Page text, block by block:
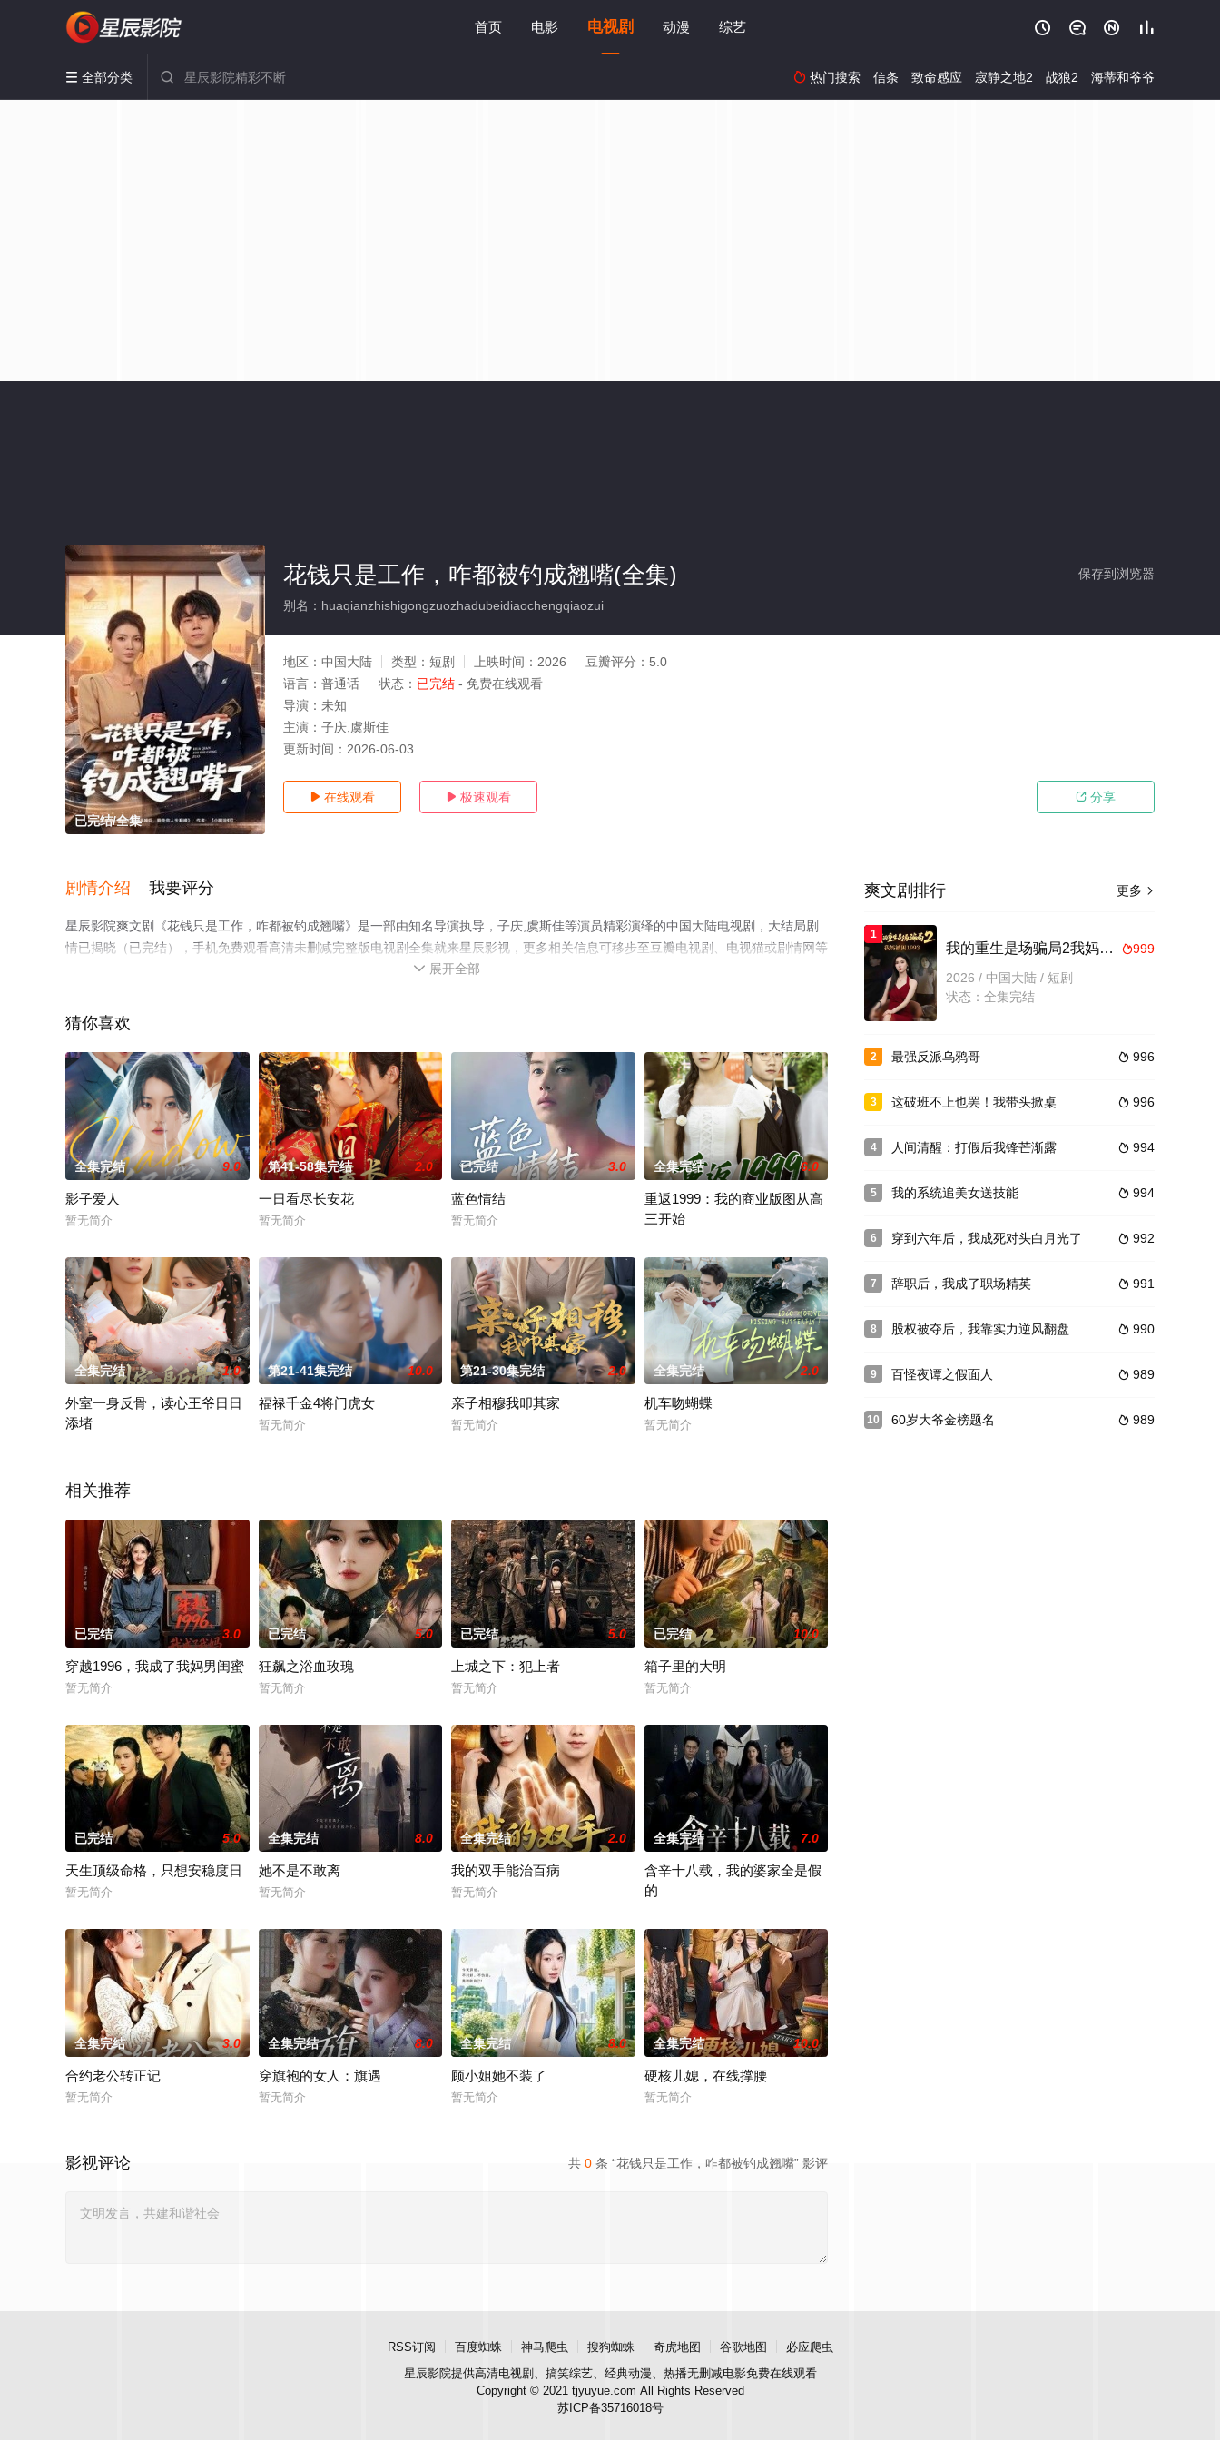
首页 电影 电视剧 动漫 综艺    
 全部分类   热门搜索 信条 致命感应 寂静之地2 战狼2 海蒂和爷爷
已完结/全集
保存到浏览器
花钱只是工作，咋都被钓成翘嘴(全集)
别名：huaqianzhishigongzuozhadubeidiaochengqiaozui
地区： 中国大陆 类型： 短剧 上映时间： 2026 豆瓣评分： 5.0
语言： 普通话 状态： 已完结 - 免费在线观看
导演： 未知
主演： 子庆,虞斯佳
更新时间： 2026-06-03
 在线观看  极速观看  分享
剧情介绍 我要评分
星辰影院爽文剧《花钱只是工作，咋都被钓成翘嘴》是一部由知名导演执导，子庆,虞斯佳等演员精彩演绎的中国大陆电视剧，大结局剧
情已揭晓（已完结），手机免费观看高清未删减完整版电视剧全集就来星辰影视，更多相关信息可移步至豆瓣电视剧、电视猫或剧情网等
 展开全部
猜你喜欢
全集完结 9.0
影子爱人
暂无简介
第41-58集完结 2.0
一日看尽长安花
暂无简介
已完结 3.0
蓝色情结
暂无简介
全集完结 6.0
重返1999：我的商业版图从高
三开始
全集完结 1.0
外室一身反骨，读心王爷日日
添堵
第21-41集完结 10.0
福禄千金4将门虎女
暂无简介
第21-30集完结 2.0
亲子相穆我叩其家
暂无简介
全集完结 2.0
机车吻蝴蝶
暂无简介
相关推荐
已完结 3.0
穿越1996，我成了我妈男闺蜜
暂无简介
已完结 5.0
狂飙之浴血玫瑰
暂无简介
已完结 5.0
上城之下：犯上者
暂无简介
已完结 10.0
箱子里的大明
暂无简介
已完结 5.0
天生顶级命格，只想安稳度日
暂无简介
全集完结 8.0
她不是不敢离
暂无简介
全集完结 2.0
我的双手能治百病
暂无简介
全集完结 7.0
含辛十八载，我的婆家全是假
的
全集完结 3.0
合约老公转正记
暂无简介
全集完结 8.0
穿旗袍的女人：旗遇
暂无简介
全集完结 8.0
顾小姐她不装了
暂无简介
全集完结 10.0
硬核儿媳，在线撑腰
暂无简介
共 0 条 “花钱只是工作，咋都被钓成翘嘴” 影评
影视评论
更多 
爽文剧排行
1
999
我的重生是场骗局2我妈被困1993
2026 / 中国大陆 / 短剧
状态：全集完结
2  996
最强反派乌鸦哥
3  996
这破班不上也罢！我带头掀桌
4  994
人间清醒：打假后我锋芒渐露
5  994
我的系统追美女送技能
6  992
穿到六年后，我成死对头白月光了
7  991
辞职后，我成了职场精英
8  990
股权被夺后，我靠实力逆风翻盘
9  989
百怪夜谭之假面人
10  989
60岁大爷金榜题名
RSS订阅 百度蜘蛛 神马爬虫 搜狗蜘蛛 奇虎地图 谷歌地图
必应爬虫
星辰影院提供高清电视剧、搞笑综艺、经典动漫、热播无删减电影免费在线观看
Copyright © 2021 tjyuyue.com All Rights Reserved
苏ICP备35716018号